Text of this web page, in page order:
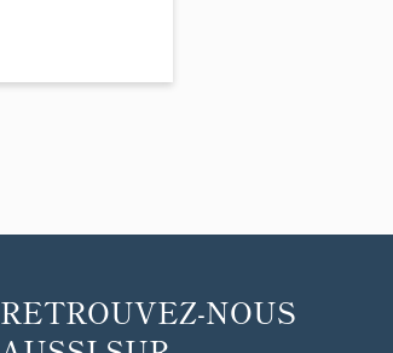
RETROUVEZ-NOUS